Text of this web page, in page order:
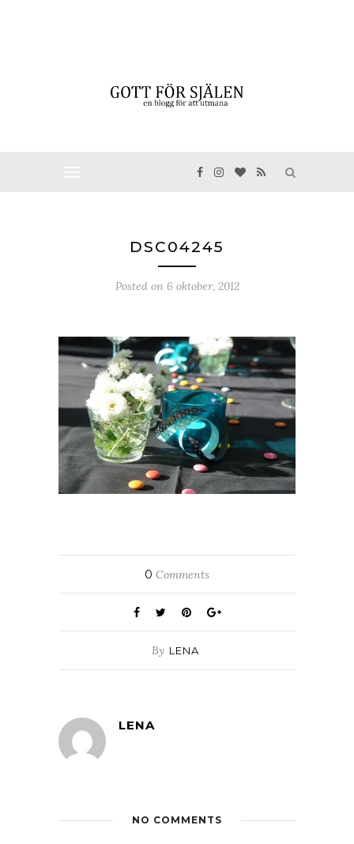
DSC04245
Posted on 6 oktober, 2012
0 Comments
By LENA
LENA
NO COMMENTS